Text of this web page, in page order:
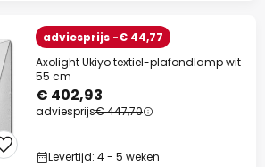
adviesprijs -€ 44,77
Axolight Ukiyo textiel-plafondlamp wit
55 cm
€ 402,93
adviesprijs€ 447,70
Levertijd: 4 - 5 weken